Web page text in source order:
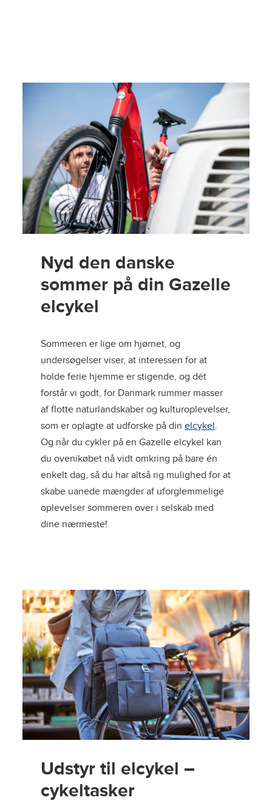
Nyd den danske
sommer på din Gazelle
elcykel
Sommeren er lige om hjørnet, og
undersøgelser viser, at interessen for at
holde ferie hjemme er stigende, og dét
forstår vi godt, for Danmark rummer masser
af flotte naturlandskaber og kulturoplevelser,
som er oplagte at udforske på dinelcykel.
Og når du cykler på en Gazelle elcykel kan
du ovenikøbet nå vidt omkring på bare én
enkelt dag, så du har altså rig mulighed for at
skabe uanede mængder af uforglemmelige
oplevelser sommeren over i selskab med
dine nærmeste!
Udstyr til elcykel –
cykeltasker